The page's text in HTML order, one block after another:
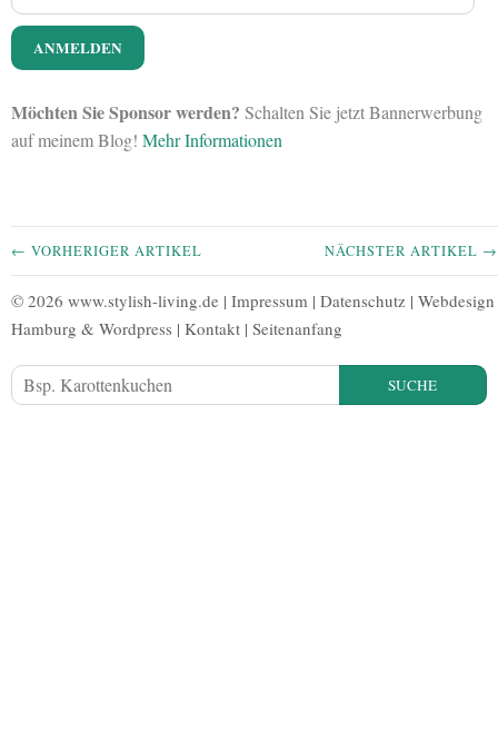
Möchten Sie Sponsor werden? Schalten Sie jetzt Bannerwerbung
auf meinem Blog! Mehr Informationen
← VORHERIGER ARTIKEL NÄCHSTER ARTIKEL →
© 2026 www.stylish-living.de | Impressum | Datenschutz | Webdesign
Hamburg & Wordpress | Kontakt | Seitenanfang
SUCHE